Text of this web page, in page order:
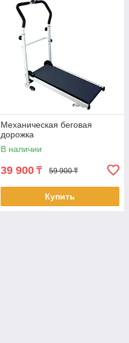
Механическая беговая
дорожка
В наличии
39 900 ₸ 59 900 ₸
Купить